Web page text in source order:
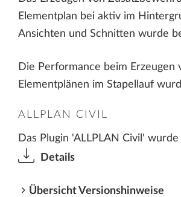
Elementplan bei aktiv im
Ansichten und Schnitten wurde
Die Performance beim Erzeugen
Elementplänen im Stapellauf
ALLPLAN CIVIL
Das Plugin 'ALLPLAN Civil'
Details
Übersicht Versionshinweise